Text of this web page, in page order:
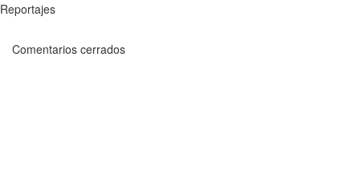
Reportajes
Comentarios cerrados